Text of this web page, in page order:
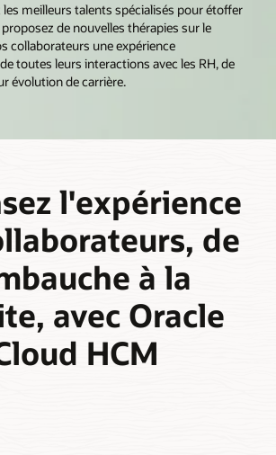
meilleurs talents spécialisés pour étoffer
de nouvelles thérapies sur le
collaborateurs une expérience
toutes leurs interactions avec les RH, de
évolution de carrière.
l'expérience
de
à la
avec Oracle
HCM